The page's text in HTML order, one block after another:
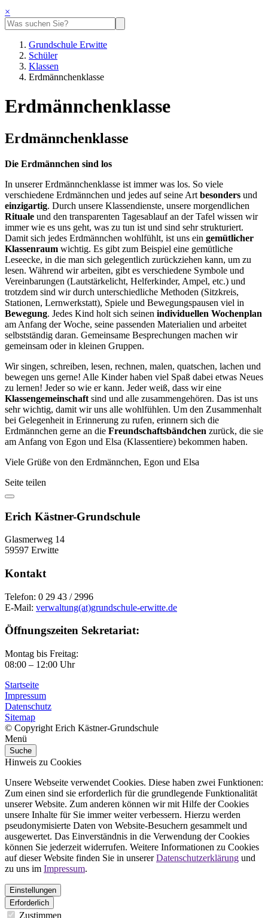
×
Grundschule Erwitte
Schüler
Klassen
Erdmännchenklasse
Erdmännchenklasse
Erdmännchenklasse
Die Erdmännchen sind los
In unserer Erdmännchenklasse ist immer was los. So viele
verschiedene Erdmännchen und jedes auf seine Art besonders und
einzigartig. Durch unsere Klassendienste, unsere morgendlichen
Rituale und den transparenten Tagesablauf an der Tafel wissen wir
immer wie es uns geht, was zu tun ist und sind sehr strukturiert.
Damit sich jedes Erdmännchen wohlfühlt, ist uns ein gemütlicher
Klassenraum wichtig. Es gibt zum Beispiel eine gemütliche
Leseecke, in die man sich gelegentlich zurückziehen kann, um zu
lesen. Während wir arbeiten, gibt es verschiedene Symbole und
Vereinbarungen (Lautstärkelicht, Helferkinder, Ampel, etc.) und
trotzdem sind wir durch unterschiedliche Methoden (Sitzkreis,
Stationen, Lernwerkstatt), Spiele und Bewegungspausen viel in
Bewegung. Jedes Kind holt sich seinen individuellen Wochenplan
am Anfang der Woche, seine passenden Materialien und arbeitet
selbstständig daran. Gemeinsame Besprechungen machen wir
gemeinsam oder in kleinen Gruppen.
Wir singen, schreiben, lesen, rechnen, malen, quatschen, lachen und
bewegen uns gerne! Alle Kinder haben viel Spaß dabei etwas Neues
zu lernen! Jeder so wie er kann. Jeder weiß, dass wir eine
Klassengemeinschaft sind und alle zusammengehören. Das ist uns
sehr wichtig, damit wir uns alle wohlfühlen. Um den Zusammenhalt
bei Gelegenheit in Erinnerung zu rufen, erinnern sich die
Erdmännchen gerne an die Freundschaftsbändchen zurück, die sie
am Anfang von Egon und Elsa (Klassentiere) bekommen haben.
Viele Grüße von den Erdmännchen, Egon und Elsa
Seite teilen
Erich Kästner-Grundschule
Glasmerweg 14
59597 Erwitte
Kontakt
Telefon: 0 29 43 / 2996
E-Mail: verwaltung(at)grundschule-erwitte.de
Öffnungszeiten Sekretariat:
Montag bis Freitag:
08:00 – 12:00 Uhr
Startseite
Impressum
Datenschutz
Sitemap
© Copyright Erich Kästner-Grundschule
Menü
Suche
Hinweis zu Cookies
Unsere Webseite verwendet Cookies. Diese haben zwei Funktionen:
Zum einen sind sie erforderlich für die grundlegende Funktionalität
unserer Website. Zum anderen können wir mit Hilfe der Cookies
unsere Inhalte für Sie immer weiter verbessern. Hierzu werden
pseudonymisierte Daten von Website-Besuchern gesammelt und
ausgewertet. Das Einverständnis in die Verwendung der Cookies
können Sie jederzeit widerrufen. Weitere Informationen zu Cookies
auf dieser Website finden Sie in unsererDatenschutzerklärung und
zu uns im Impressum.
Einstellungen
Erforderlich
Zustimmen